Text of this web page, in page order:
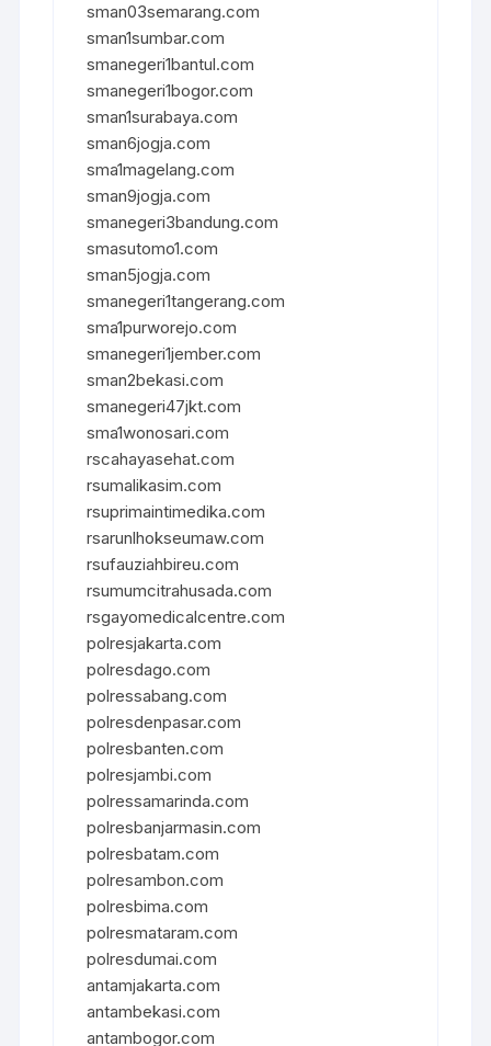
sman03semarang.com
sman1sumbar.com
smanegeri1bantul.com
smanegeri1bogor.com
sman1surabaya.com
sman6jogja.com
sma1magelang.com
sman9jogja.com
smanegeri3bandung.com
smasutomo1.com
sman5jogja.com
smanegeri1tangerang.com
sma1purworejo.com
smanegeri1jember.com
sman2bekasi.com
smanegeri47jkt.com
sma1wonosari.com
rscahayasehat.com
rsumalikasim.com
rsuprimaintimedika.com
rsarunlhokseumaw.com
rsufauziahbireu.com
rsumumcitrahusada.com
rsgayomedicalcentre.com
polresjakarta.com
polresdago.com
polressabang.com
polresdenpasar.com
polresbanten.com
polresjambi.com
polressamarinda.com
polresbanjarmasin.com
polresbatam.com
polresambon.com
polresbima.com
polresmataram.com
polresdumai.com
antamjakarta.com
antambekasi.com
antambogor.com